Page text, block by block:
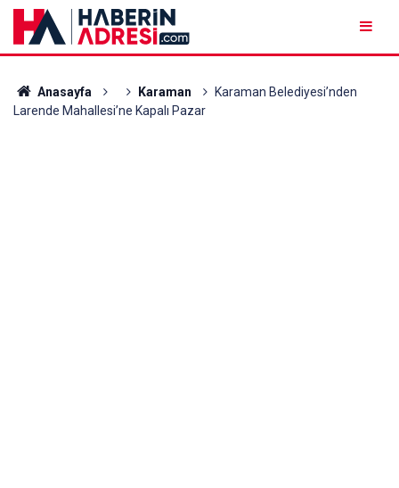
Anasayfa Karaman
Karaman Belediyesi’nden
Larende Mahallesi’ne Kapalı Pazar